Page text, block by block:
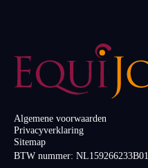
Algemene voorwaarden
Privacyverklaring
Sitemap
BTW nummer: NL159266233B01